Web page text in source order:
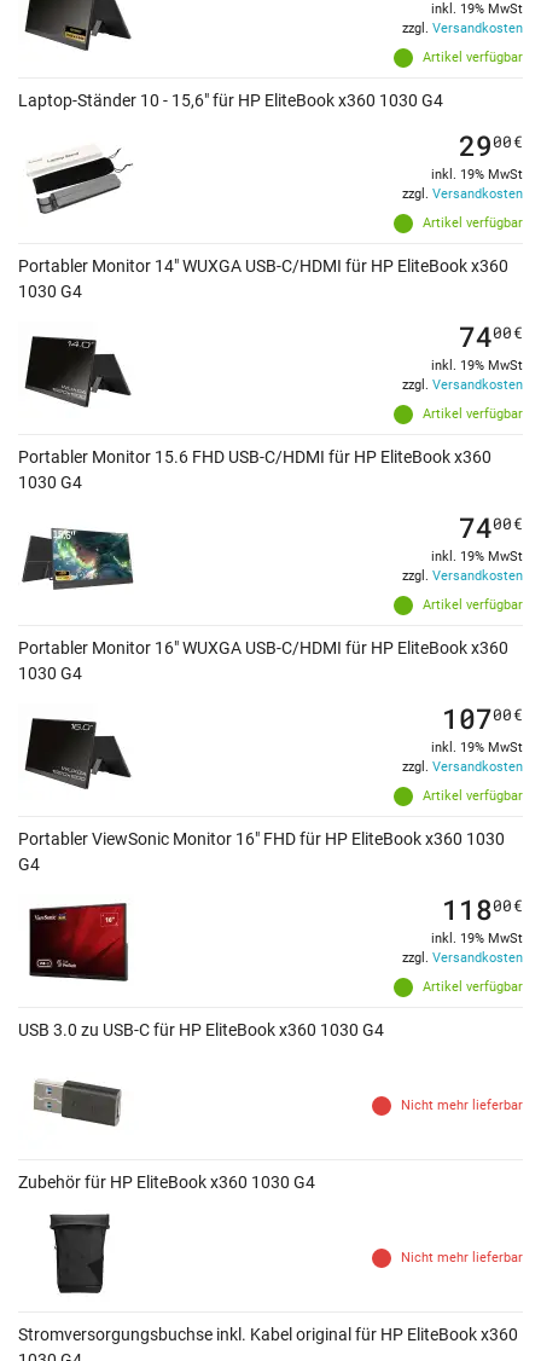
Artikel verfügbar
inkl. 19% MwSt
zzgl. Versandkosten
Laptop-Ständer 10 - 15,6" für HP EliteBook x360 1030 G4
Artikel verfügbar
2900€
inkl. 19% MwSt
zzgl. Versandkosten
Portabler Monitor 14" WUXGA USB-C/HDMI für HP EliteBook x360
1030 G4
Artikel verfügbar
7400€
inkl. 19% MwSt
zzgl. Versandkosten
Portabler Monitor 15.6 FHD USB-C/HDMI für HP EliteBook x360
1030 G4
Artikel verfügbar
7400€
inkl. 19% MwSt
zzgl. Versandkosten
Portabler Monitor 16" WUXGA USB-C/HDMI für HP EliteBook x360
1030 G4
Artikel verfügbar
10700€
inkl. 19% MwSt
zzgl. Versandkosten
Portabler ViewSonic Monitor 16" FHD für HP EliteBook x360 1030
G4
Artikel verfügbar
11800€
inkl. 19% MwSt
zzgl. Versandkosten
USB 3.0 zu USB-C für HP EliteBook x360 1030 G4
Nicht mehr lieferbar
Zubehör für HP EliteBook x360 1030 G4
Nicht mehr lieferbar
Stromversorgungsbuchse inkl. Kabel original für HP EliteBook x360